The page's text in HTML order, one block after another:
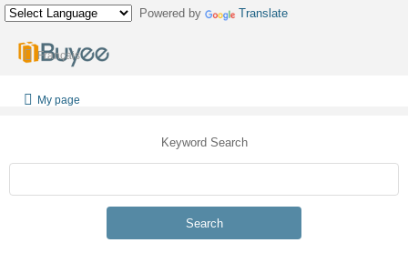
Powered by Translate
Français
My page
Keyword Search
Search